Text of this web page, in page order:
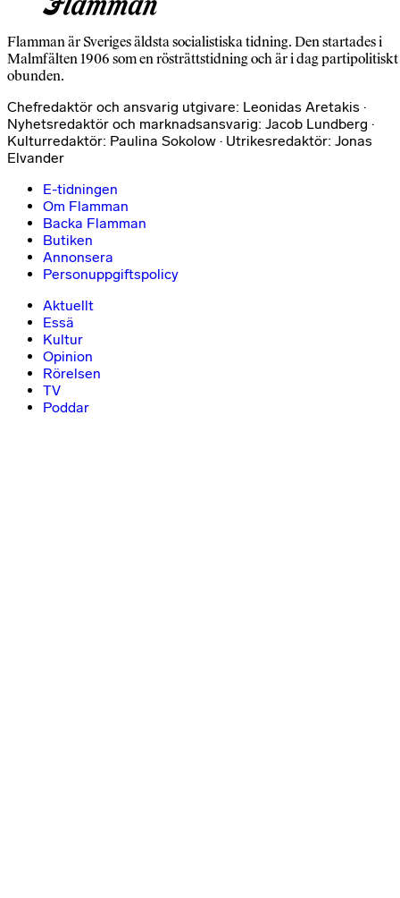
Flamman är Sveriges äldsta socialistiska tidning. Den startades i
Malmfälten 1906 som en rösträttstidning och är i dag partipolitiskt
obunden.
Chefredaktör och ansvarig utgivare: Leonidas Aretakis ·
Nyhetsredaktör och marknadsansvarig: Jacob Lundberg ·
Kulturredaktör: Paulina Sokolow · Utrikesredaktör: Jonas
Elvander
E-tidningen
Om Flamman
Backa Flamman
Butiken
Annonsera
Personuppgiftspolicy
Aktuellt
Essä
Kultur
Opinion
Rörelsen
TV
Poddar